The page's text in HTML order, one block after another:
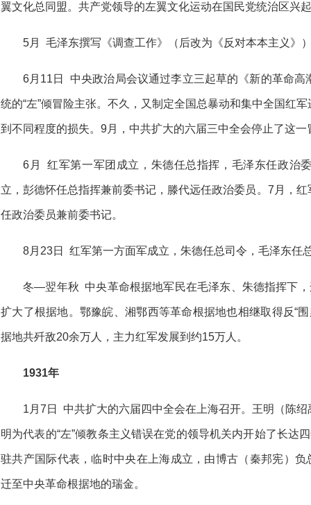
翼文化总同盟。共产党领导的左翼文化运动在国民党统治区兴
5月 毛泽东撰写《调查工作》（后改为《反对本本主义》
6月11日 中央政治局会议通过李立三起草的《新的革命
统的“左”倾冒险主张。不久，又制定全国总暴动和集中全国红
到不同程度的损失。9月，中共扩大的六届三中全会停止了这一
6月 红军第一军团成立，朱德任总指挥，毛泽东任政治
立，彭德怀任总指挥兼前委书记，滕代远任政治委员。7月，
任政治委员兼前委书记。
8月23日 红军第一方面军成立，朱德任总司令，毛泽东任
冬—翌年秋 中央革命根据地军民在毛泽东、朱德指挥下，
扩大了根据地。鄂豫皖、湘鄂西等革命根据地也相继取得反“
据地共歼敌20余万人，主力红军发展到约15万人。
1931年
1月7日 中共扩大的六届四中全会在上海召开。王明（陈
明为代表的“左”倾教条主义错误在党的领导机关内开始了长达
驻共产国际代表，临时中央在上海成立，由博古（秦邦宪）
迁至中央革命根据地的瑞金。